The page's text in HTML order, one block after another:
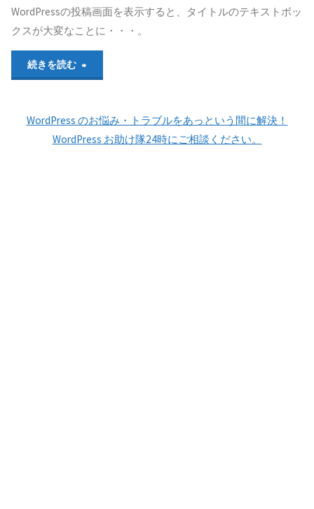
WordPressの投稿画面を表示すると、タイトルのテキストボッ
クスが大変なことに・・・。
続きを読む
ー
WordPress のお悩み・トラブルをあっという間に解決！
WordPress お助け隊24時にご相談ください。